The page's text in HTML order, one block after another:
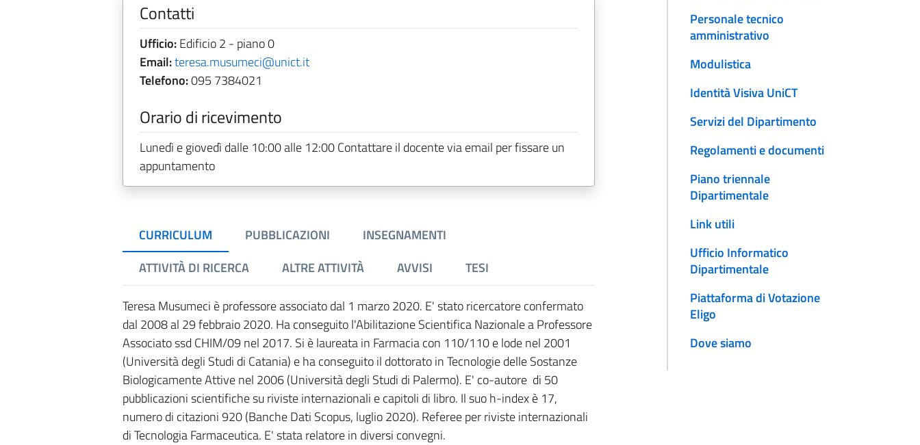
Contatti
Ufficio:Edificio 2 - piano 0
Email:teresa.musumeci@unict.it
Telefono:095 7384021
Orario di ricevimento
Lunedì e giovedì dalle 10:00 alle 12:00 Contattare il docente via email per fissare un
appuntamento
CURRICULUM PUBBLICAZIONI
INSEGNAMENTI
ATTIVITÀ DI RICERCA
ALTRE ATTIVITÀ AVVISI TESI
Teresa Musumeci è professore associato dal 1 marzo 2020. E' stato ricercatore confermato
dal 2008 al 29 febbraio 2020. Ha conseguito l'Abilitazione Scientifica Nazionale a Professore
Associato ssd CHIM/09 nel 2017. Si è laureata in Farmacia con 110/110 e lode nel 2001
(Università degli Studi di Catania) e ha conseguito il dottorato in Tecnologie delle Sostanze
Biologicamente Attive nel 2006 (Università degli Studi di Palermo). E' co-autore di 50
pubblicazioni scientifiche su riviste internazionali e capitoli di libro. Il suo h-index è 17,
numero di citazioni 920 (Banche Dati Scopus, luglio 2020). Referee per riviste internazionali
di Tecnologia Farmaceutica. E' stata relatore in diversi convegni.
Personale tecnico
amministrativo
Modulistica
Identità Visiva UniCT
Servizi del Dipartimento
Regolamenti e documenti
Piano triennale
Dipartimentale
Link utili
Ufficio Informatico
Dipartimentale
Piattaforma di Votazione
Eligo
Dove siamo